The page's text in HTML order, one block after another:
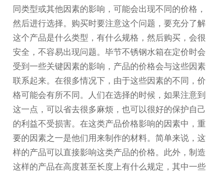
同类型或其他因素的影响，可能会出现不同的价格，
然后进行选择。购买时要注意这个问题，要充分了解
这个产品是什么类型，有什么规格，然后购买，会很
安全，不容易出现问题。毕节不锈钢水箱在定价时会
受到一些关键因素的影响，产品的价格会与这些因素
联系起来。在很多情况下，由于这些因素的不同，价
格可能会有所不同。人们在选择的时候，如果注意到
这一点，可以省去很多麻烦，也可以很好的保护自己
的利益不受损害。在这类产品价格影响的因素中，重
要的因素之一是他们用来制作的材料。简单来说，这
样的产品可以直接影响这类产品的价格。此外，制造
这样的产品在高度甚至长度上有什么规定，其中一些